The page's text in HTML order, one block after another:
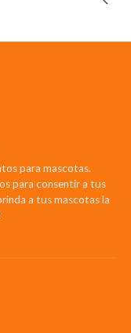
para mascotas.
para consentir a tus
a tus mascotas la